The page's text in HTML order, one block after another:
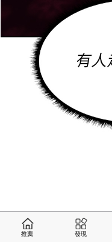
推薦 發現